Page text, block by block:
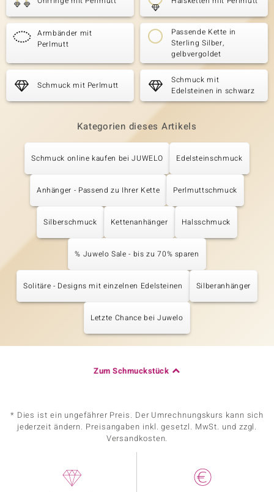
Armbänder mit
Perlmutt
Passende Kette in
Sterling Silber,
gelbvergoldet
Schmuck mit Perlmutt
Schmuck mit
Edelsteinen in schwarz
Kategorien dieses Artikels
Schmuck online kaufen bei JUWELO Edelsteinschmuck
Anhänger - Passend zu Ihrer Kette Perlmuttschmuck
Silberschmuck Kettenanhänger Halsschmuck
% Juwelo Sale - bis zu 70% sparen
Solitäre - Designs mit einzelnen Edelsteinen Silberanhänger
Letzte Chance bei Juwelo
Zum Schmuckstück
* Dies ist ein ungefährer Preis. Der Umrechnungskurs kann sich
jederzeit ändern. Preisangaben inkl. gesetzl. MwSt. und zzgl.
Versandkosten.